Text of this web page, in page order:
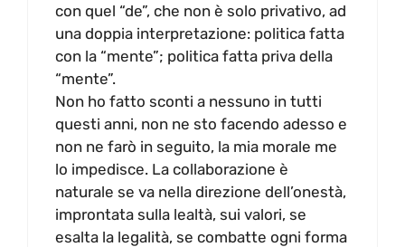
con quel “de”, che non è solo privativo, ad
una doppia interpretazione: politica fatta
con la “mente”; politica fatta priva della
“mente”.
Non ho fatto sconti a nessuno in tutti
questi anni, non ne sto facendo adesso e
non ne farò in seguito, la mia morale me
lo impedisce. La collaborazione è
naturale se va nella direzione dell’onestà,
improntata sulla lealtà, sui valori, se
esalta la legalità, se combatte ogni forma